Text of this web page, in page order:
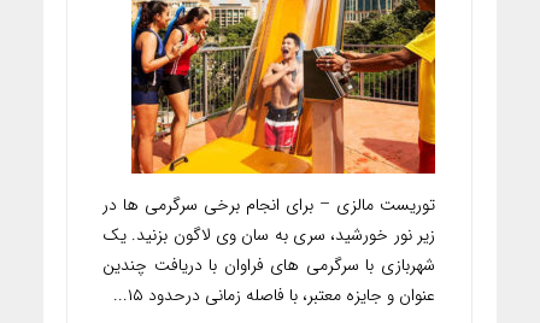
توریست مالزی – برای انجام برخی سرگرمی ها در
زیر نور خورشید، سری به سان وی لاگون بزنید. یک
شهربازی با سرگرمی های فراوان با دریافت چندین
عنوان و جایزه معتبر، با فاصله زمانی درحدود ۱۵...